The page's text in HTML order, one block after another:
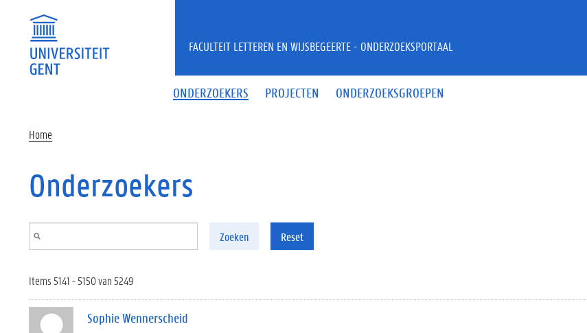
ONDERZOEKERS PROJECTEN ONDERZOEKSGROEPEN
FACULTEIT LETTEREN EN WIJSBEGEERTE - ONDERZOEKSPORTAAL
Home
Onderzoekers
Zoeken Reset
Items 5141 - 5150 van 5249
Sophie Wennerscheid